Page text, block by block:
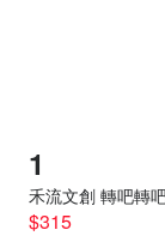
1
禾流文創 轉吧轉
$315